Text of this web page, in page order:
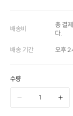
배송비
총 결
다.
배송 기간 오후 2
수량